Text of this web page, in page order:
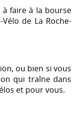
faire à la bourse
de La Roche-
ou bien si vous
qui traîne dans
et pour vous.